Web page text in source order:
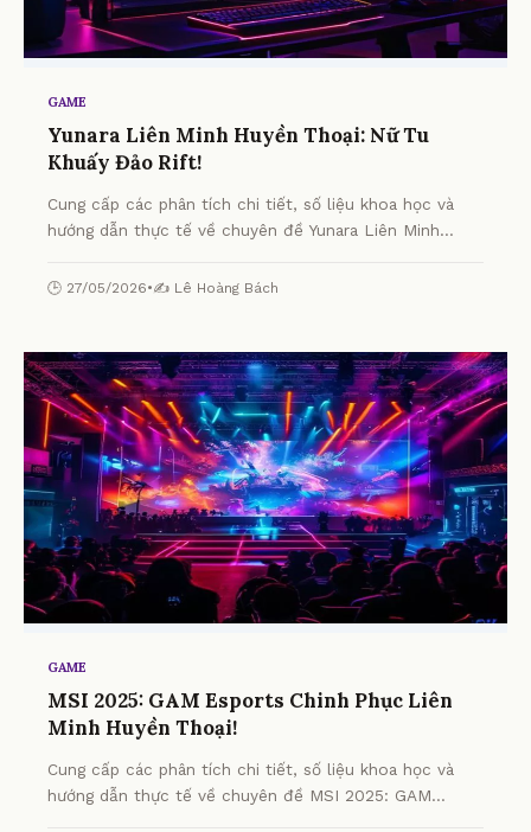
GAME
Yunara Liên Minh Huyền Thoại: Nữ Tu
Khuấy Đảo Rift!
Cung cấp các phân tích chi tiết, số liệu khoa học và
hướng dẫn thực tế về chuyên đề Yunara Liên Minh
🕒 27/05/2026•✍️ Lê Hoàng Bách
GAME
MSI 2025: GAM Esports Chinh Phục Liên
Minh Huyền Thoại!
Cung cấp các phân tích chi tiết, số liệu khoa học và
hướng dẫn thực tế về chuyên đề MSI 2025: GAM